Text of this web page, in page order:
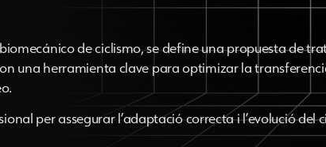
de ciclismo, se define una propuesta de
una herramienta clave para optimizar la
per assegurar l’adaptació correcta i l’evolució del